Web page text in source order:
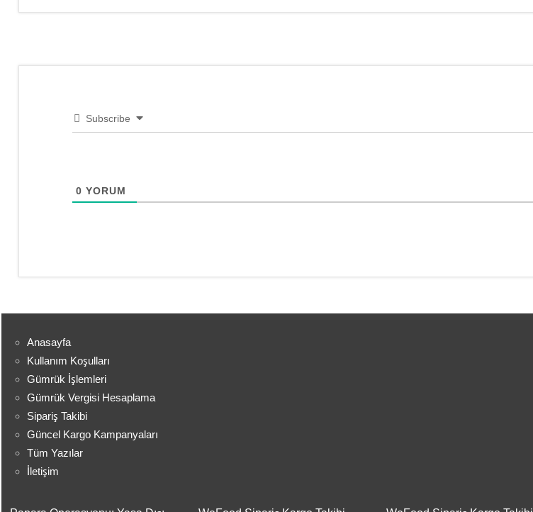
MaxiTekno
Kargom
MaxiTekno
Takibi,
Takip
Subscribe
0 YORUM
Anasayfa
Kullanım Koşulları
Gümrük İşlemleri
Gümrük Vergisi Hesaplama
Sipariş Takibi
Güncel Kargo Kampanyaları
Tüm Yazılar
İletişim